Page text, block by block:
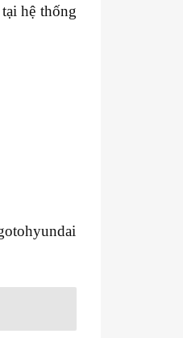
hệ thống